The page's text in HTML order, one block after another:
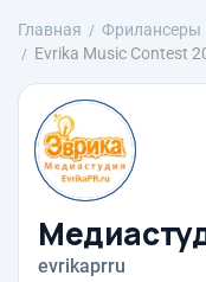
Главная Фрилансеры
Evrika Music Contest
evrikaprru